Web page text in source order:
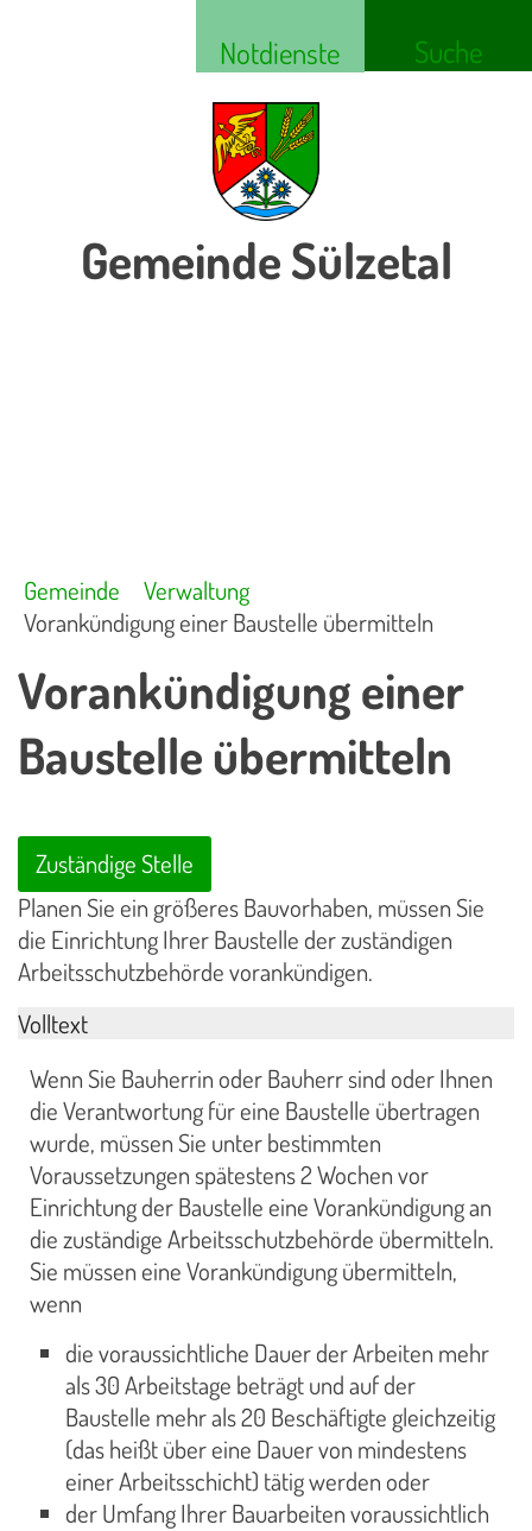
Notdienste Suche
Gemeinde Sülzetal
Gemeinde
Verwaltung
Vorankündigung einer Baustelle übermitteln
Vorankündigung einer
Baustelle übermitteln
Zuständige Stelle
Planen Sie ein größeres Bauvorhaben, müssen Sie
die Einrichtung Ihrer Baustelle der zuständigen
Arbeitsschutzbehörde vorankündigen.
Volltext
Wenn Sie Bauherrin oder Bauherr sind oder Ihnen
die Verantwortung für eine Baustelle übertragen
wurde, müssen Sie unter bestimmten
Voraussetzungen spätestens 2 Wochen vor
Einrichtung der Baustelle eine Vorankündigung an
die zuständige Arbeitsschutzbehörde übermitteln.
Sie müssen eine Vorankündigung übermitteln,
wenn
die voraussichtliche Dauer der Arbeiten mehr
als 30 Arbeitstage beträgt und auf der
Baustelle mehr als 20 Beschäftigte gleichzeitig
(das heißt über eine Dauer von mindestens
einer Arbeitsschicht) tätig werden oder
der Umfang Ihrer Bauarbeiten voraussichtlich